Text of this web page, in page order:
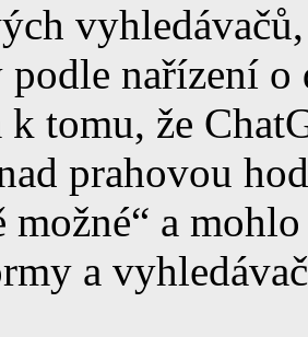
nařízení
k tomu, že
prahovou
možné“ a
a